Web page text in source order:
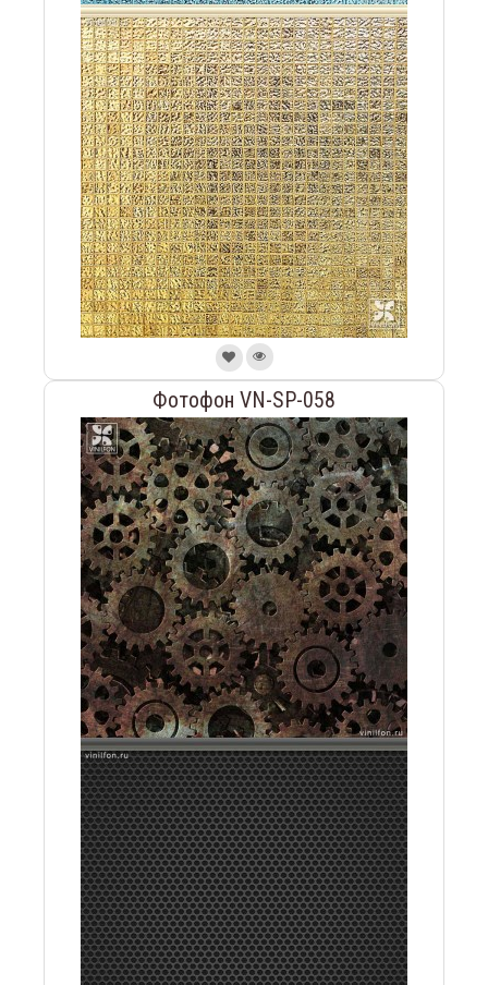
Фотофон VN-SP-058